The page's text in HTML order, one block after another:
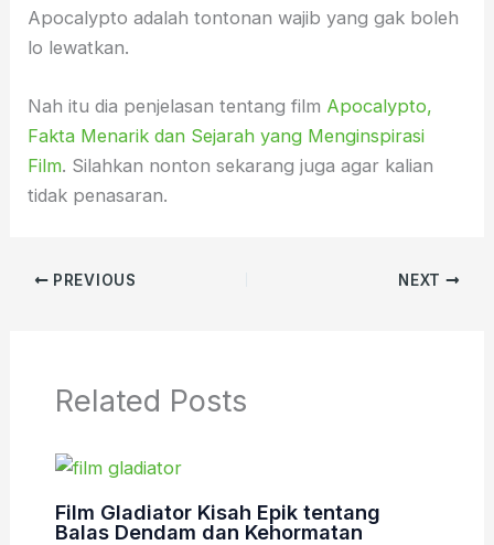
Apocalypto adalah tontonan wajib yang gak boleh
lo lewatkan.
Nah itu dia penjelasan tentang film Apocalypto,
Fakta Menarik dan Sejarah yang Menginspirasi
Film. Silahkan nonton sekarang juga agar kalian
tidak penasaran.
PREVIOUS NEXT
Related Posts
Film Gladiator Kisah Epik tentang
Balas Dendam dan Kehormatan